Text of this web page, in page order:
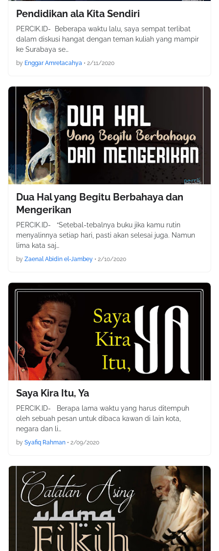
Pendidikan ala Kita Sendiri
PERCIK.ID- Beberapa waktu lalu, saya sempat terlibat
dalam diskusi hangat dengan teman kuliah yang mampir
ke Surabaya se…
by Enggar Amretacahya • 2/11/2020
Dua Hal yang Begitu Berbahaya dan
Mengerikan
PERCIK.ID- “Setebal-tebalnya buku jika kamu rutin
menyalinnya setiap hari, pasti akan selesai juga. Namun
lima kata saj…
by Zaenal Abidin el-Jambey • 2/10/2020
Saya Kira Itu, Ya
PERCIK.ID- Berapa lama waktu yang harus ditempuh
oleh sebuah pesan untuk dibaca kawan di lain kota,
negara dan li…
by Syafiq Rahman • 2/09/2020